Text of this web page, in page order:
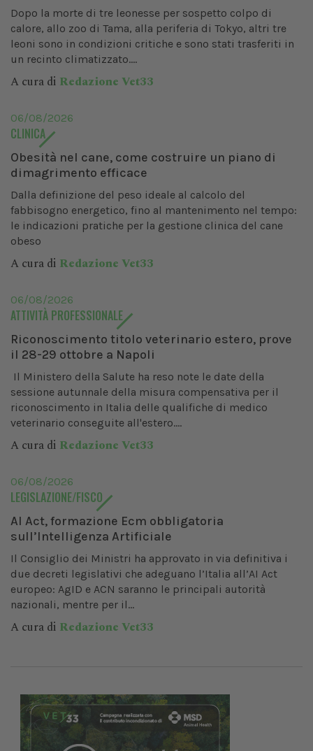
Dopo la morte di tre leonesse per sospetto colpo di
calore, allo zoo di Tama, alla periferia di Tokyo, altri tre
leoni sono in condizioni critiche e sono stati trasferiti in
un recinto climatizzato....
A cura di Redazione Vet33
06/08/2026
CLINICA
Obesità nel cane, come costruire un piano di
dimagrimento efficace
Dalla definizione del peso ideale al calcolo del
fabbisogno energetico, fino al mantenimento nel tempo:
le indicazioni pratiche per la gestione clinica del cane
obeso
A cura di Redazione Vet33
06/08/2026
ATTIVITÀ PROFESSIONALE
Riconoscimento titolo veterinario estero, prove
il 28-29 ottobre a Napoli
Il Ministero della Salute ha reso note le date della
sessione autunnale della misura compensativa per il
riconoscimento in Italia delle qualifiche di medico
veterinario conseguite all'estero....
A cura di Redazione Vet33
06/08/2026
LEGISLAZIONE/FISCO
AI Act, formazione Ecm obbligatoria
sull’Intelligenza Artificiale
Il Consiglio dei Ministri ha approvato in via definitiva i
due decreti legislativi che adeguano l’Italia all’AI Act
europeo: AgID e ACN saranno le principali autorità
nazionali, mentre per il...
A cura di Redazione Vet33